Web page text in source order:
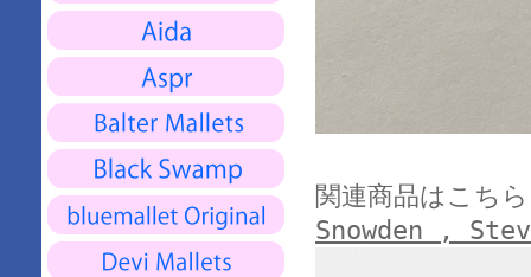
関連商品はこちら
Snowden ,